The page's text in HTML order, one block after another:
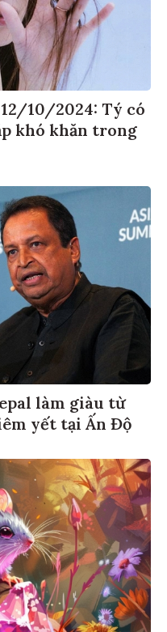
10/2024: Tý có
khó khăn trong
làm giàu từ
yết tại Ấn Độ